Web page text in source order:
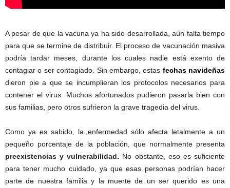
A pesar de que la vacuna ya ha sido desarrollada, aún falta tiempo
para que se termine de distribuir. El proceso de vacunación masiva
podría tardar meses, durante los cuales nadie está exento de
contagiar o ser contagiado. Sin embargo, estas fechas navideñas
dieron pie a que se incumplieran los protocolos necesarios para
contener el virus. Muchos afortunados pudieron pasarla bien con
sus familias, pero otros sufrieron la grave tragedia del virus.
Como ya es sabido, la enfermedad sólo afecta letalmente a un
pequeño porcentaje de la población, que normalmente presenta
preexistencias y vulnerabilidad. No obstante, eso es suficiente
para tener mucho cuidado, ya que esas personas podrían hacer
parte de nuestra familia y la muerte de un ser querido es una